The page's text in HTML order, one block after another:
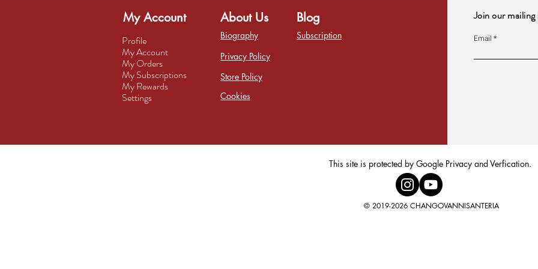
My Account
Profile
My Account
My Orders
My Subscriptions
My Rewards
Settings
About Us
Biography
Privacy Policy
Store Policy
Cookies
Blog
Subscription
Join our
Email
This site is protected by Google Privacy and Verfication.
© 2019-2026 CHANGOVANNISANTERIA